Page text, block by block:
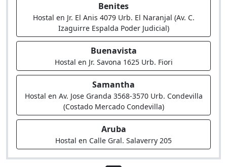
Benites
Hostal en Jr. El Anis 4079 Urb. El Naranjal (Av. C.
Izaguirre Espalda Poder Judicial)
Buenavista
Hostal en Jr. Savona 1625 Urb. Fiori
Samantha
Hostal en Av. Jose Granda 3568-3570 Urb. Condevilla
(Costado Mercado Condevilla)
Aruba
Hostal en Calle Gral. Salaverry 205